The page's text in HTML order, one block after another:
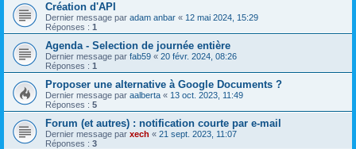
Création d'API
Dernier message par adam anbar « 12 mai 2024, 15:29
Réponses : 1
Agenda - Selection de journée entière
Dernier message par fab59 « 20 févr. 2024, 08:26
Réponses : 1
Proposer une alternative à Google Documents ?
Dernier message par aalberta « 13 oct. 2023, 11:49
Réponses : 5
Forum (et autres) : notification courte par e-mail
Dernier message par xech « 21 sept. 2023, 11:07
Réponses : 3